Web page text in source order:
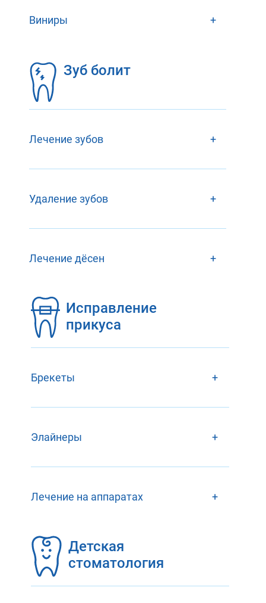
Виниры +
Зуб болит
Лечение зубов +
Удаление зубов +
Лечение дёсен +
Исправление
прикуса
Брекеты +
Элайнеры +
Лечение на аппаратах +
Детская
стоматология